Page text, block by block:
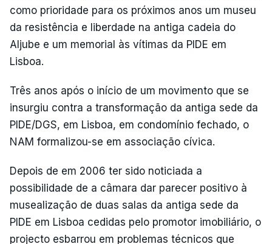
como prioridade para os próximos anos um museu
da resistência e liberdade na antiga cadeia do
Aljube e um memorial às vítimas da PIDE em
Lisboa.
Três anos após o início de um movimento que se
insurgiu contra a transformação da antiga sede da
PIDE/DGS, em Lisboa, em condomínio fechado, o
NAM formalizou-se em associação cívica.
Depois de em 2006 ter sido noticiada a
possibilidade de a câmara dar parecer positivo à
musealização de duas salas da antiga sede da
PIDE em Lisboa cedidas pelo promotor imobiliário, o
projecto esbarrou em problemas técnicos que